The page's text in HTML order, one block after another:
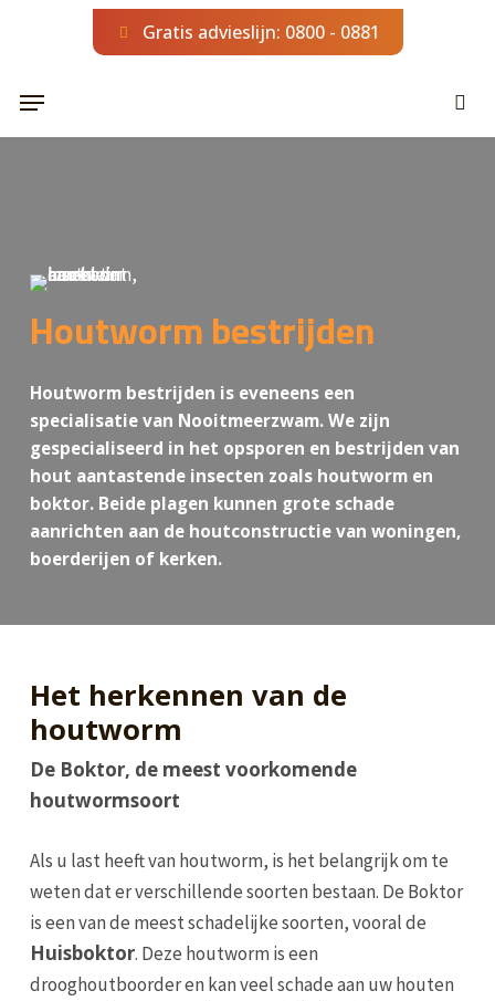
content
Gratis advieslijn: 0800 - 0881
Menu
Houtworm bestrijden
Houtworm bestrijden is eveneens een
specialisatie van Nooitmeerzwam. We zijn
gespecialiseerd in het opsporen en bestrijden van
hout aantastende insecten zoals houtworm en
boktor. Beide plagen kunnen grote schade
aanrichten aan de houtconstructie van woningen,
boerderijen of kerken.
Het herkennen van de
houtworm
De Boktor, de meest voorkomende
houtwormsoort
Als u last heeft van houtworm, is het belangrijk om te
weten dat er verschillende soorten bestaan. De Boktor
is een van de meest schadelijke soorten, vooral de
Huisboktor. Deze houtworm is een
drooghoutboorder en kan veel schade aan uw houten